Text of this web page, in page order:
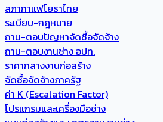
สภากาแฟโยธาไทย
ระเบียบ-กฎหมาย
ถาม-ตอบปัญหาจัดซื้อจัดจ้าง
ถาม-ตอบงานช่าง อปท.
ราคากลางงานก่อสร้าง
จัดซื้อจัดจ้างภาครัฐ
ค่า K (Escalation Factor)
โปรแกรมและเครื่องมือช่าง